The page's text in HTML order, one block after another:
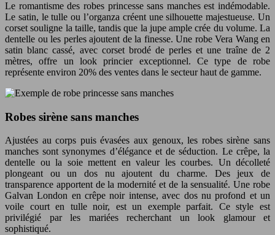
Le romantisme des robes princesse sans manches est indémodable.
Le satin, le tulle ou l’organza créent une silhouette majestueuse. Un
corset souligne la taille, tandis que la jupe ample crée du volume. La
dentelle ou les perles ajoutent de la finesse. Une robe Vera Wang en
satin blanc cassé, avec corset brodé de perles et une traîne de 2
mètres, offre un look princier exceptionnel. Ce type de robe
représente environ 20% des ventes dans le secteur haut de gamme.
Robes sirène sans manches
Ajustées au corps puis évasées aux genoux, les robes sirène sans
manches sont synonymes d’élégance et de séduction. Le crêpe, la
dentelle ou la soie mettent en valeur les courbes. Un décolleté
plongeant ou un dos nu ajoutent du charme. Des jeux de
transparence apportent de la modernité et de la sensualité. Une robe
Galvan London en crêpe noir intense, avec dos nu profond et un
voile court en tulle noir, est un exemple parfait. Ce style est
privilégié par les mariées recherchant un look glamour et
sophistiqué.